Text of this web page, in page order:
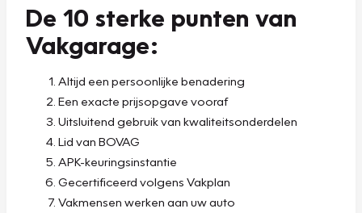
De 10 sterke punten van
Vakgarage:
Altijd een persoonlijke benadering
Een exacte prijsopgave vooraf
Uitsluitend gebruik van kwaliteitsonderdelen
Lid van BOVAG
APK-keuringsinstantie
Gecertificeerd volgens Vakplan
Vakmensen werken aan uw auto